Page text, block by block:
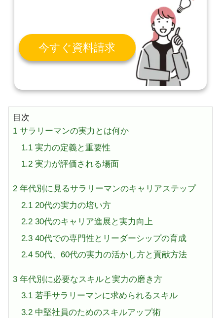
今すぐ資料請求
目次
1 サラリーマンの実力とは何か
1.1実力の定義と重要性
1.2実力が評価される場面
2 年代別に見るサラリーマンのキャリアステップ
2.120代の実力の培い方
2.230代のキャリア進展と実力向上
2.340代での専門性とリーダーシップの育成
2.450代、60代の実力の活かし方と貢献方法
3 年代別に必要なスキルと実力の磨き方
3.1若手サラリーマンに求められるスキル
3.2中堅社員のためのスキルアップ術